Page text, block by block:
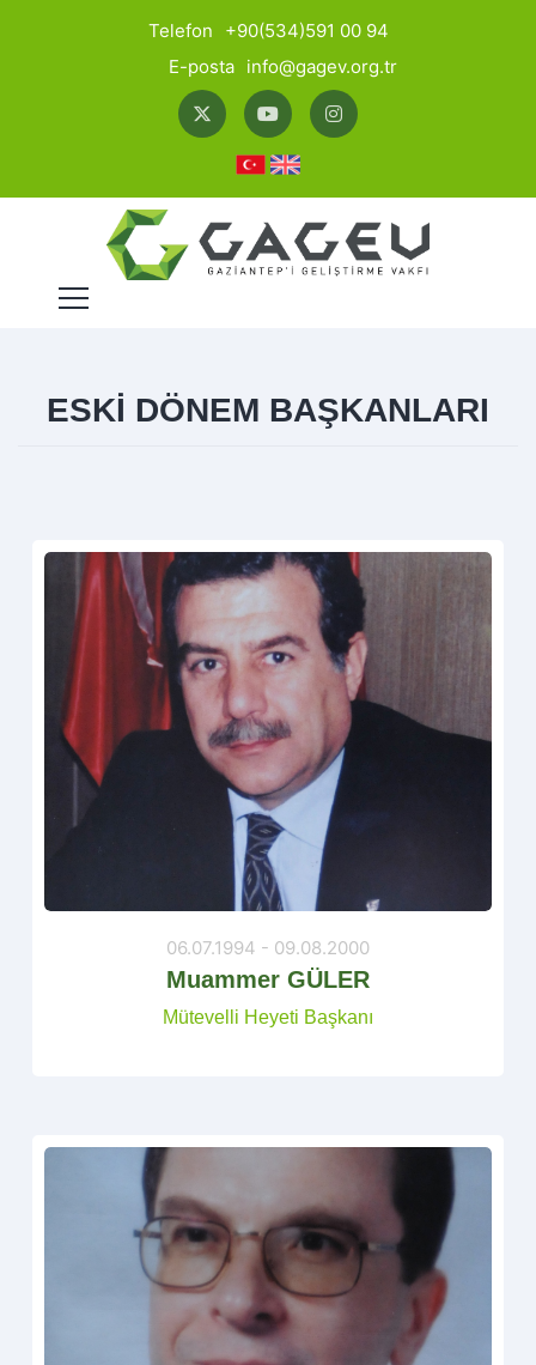
Telefon
+90(534)591 00 94
E-posta info@gagev.org.tr
ESKİ DÖNEM BAŞKANLARI
06.07.1994 - 09.08.2000
Muammer GÜLER
Mütevelli Heyeti Başkanı